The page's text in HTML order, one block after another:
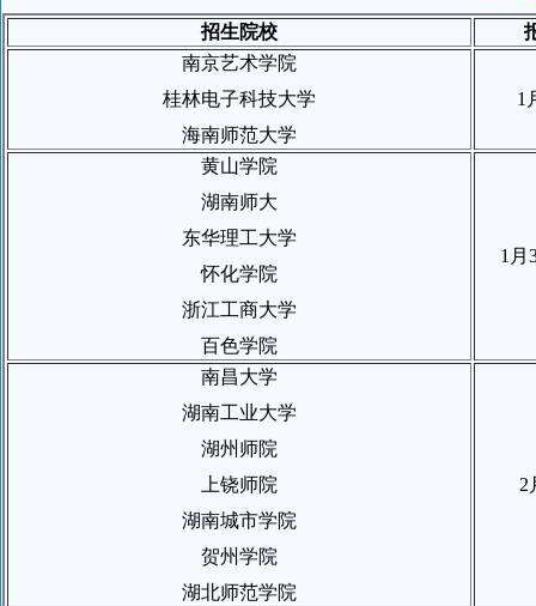
招生院校
南京艺术学院
桂林电子科技大学
海南师范大学
1
黄山学院
湖南师大
东华理工大学
怀化学院
浙江工商大学
百色学院
1 月
南昌大学
湖南工业大学
湖州师院
上铙师院
湖南城市学院
贺州学院
湖北师范学院
2